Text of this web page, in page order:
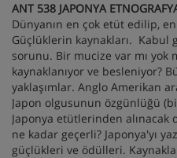
ANT 538 JAPONYA
Dünyanın en çok etüt edilip,
Güçlüklerin kaynakları. Kabul
sorunu. Bir mucize var mı yok
kaynaklanıyor ve besleniyor?
yaklaşımlar. Anglo Amerikan
Japon olgusunun özgünlüğü
Japonya etütlerinden alınacak
ne kadar geçerli? Japonya'yı
güçlükleri ve ödülleri.